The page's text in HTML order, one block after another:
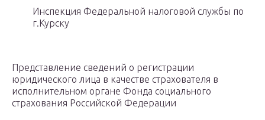
Инспекция Федеральной налоговой службы по
г.Курску
Представление сведений о регистрации
юридического лица в качестве страхователя в
исполнительном органе Фонда социального
страхования Российской Федерации